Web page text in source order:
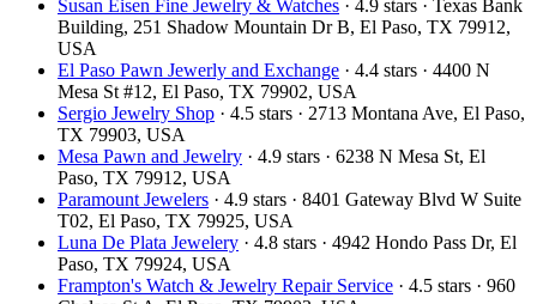
Susan Eisen Fine Jewelry & Watches · 4.9 stars · Texas Bank
Building, 251 Shadow Mountain Dr B, El Paso, TX 79912,
USA
El Paso Pawn Jewerly and Exchange · 4.4 stars · 4400 N
Mesa St #12, El Paso, TX 79902, USA
Sergio Jewelry Shop · 4.5 stars · 2713 Montana Ave, El Paso,
TX 79903, USA
Mesa Pawn and Jewelry · 4.9 stars · 6238 N Mesa St, El
Paso, TX 79912, USA
Paramount Jewelers · 4.9 stars · 8401 Gateway Blvd W Suite
T02, El Paso, TX 79925, USA
Luna De Plata Jewelery · 4.8 stars · 4942 Hondo Pass Dr, El
Paso, TX 79924, USA
Frampton's Watch & Jewelry Repair Service · 4.5 stars · 960